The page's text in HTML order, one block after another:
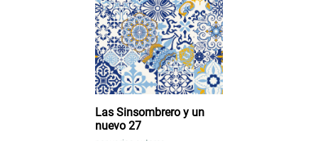
Las Sinsombrero y un
nuevo 27